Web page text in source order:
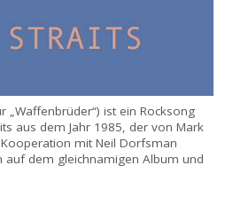
„Waffenbrüder“) ist ein Rocksong
aus dem Jahr 1985, der von Mark
mit Neil Dorfsman
auf dem gleichnamigen Album und